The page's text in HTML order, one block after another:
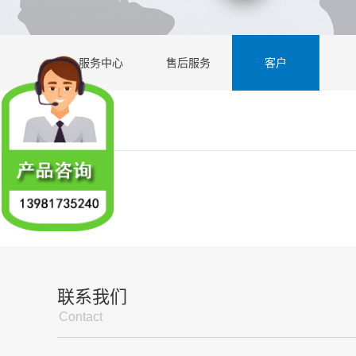
服务中心 售后服务 客户
联系我们
Contact